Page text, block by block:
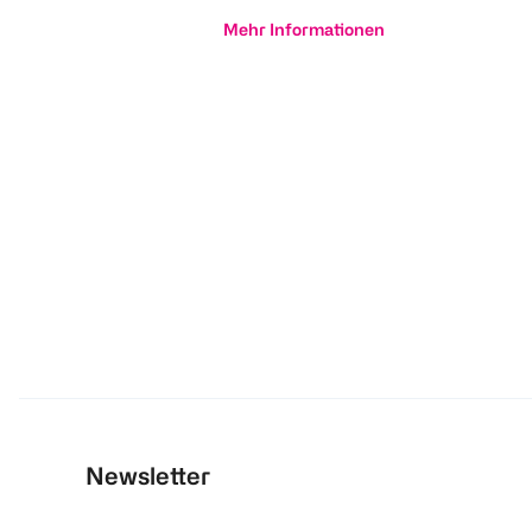
Mehr Informationen
Newsletter